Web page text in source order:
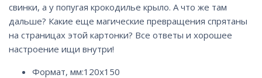
свинки, а у попугая крокодилье крыло. А что же там
дальше? Какие еще магические превращения спрятаны
на страницах этой картонки? Все ответы и хорошее
настроение ищи внутри!
Формат, мм:120х150